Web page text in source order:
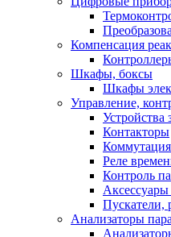
Компенсация
Шкафы, боксы
Шкафы
Управление,
Контакторы
Реле
Контроль
Пускатели,
Анализаторы